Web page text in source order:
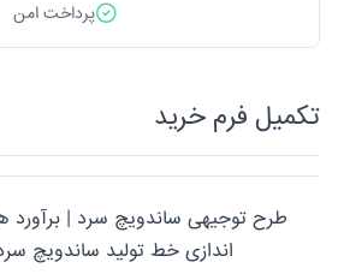
پرداخت امن
تکميل فرم خريد
طرح توجیهی ساندویچ سرد | برآورد
اندازی خط تولید ساندویچ